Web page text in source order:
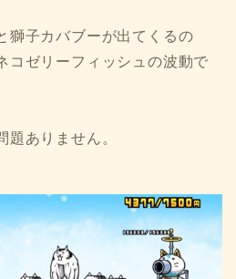
獅子カバブーが出てくるの
コゼリーフィッシュの波動で
題ありません。